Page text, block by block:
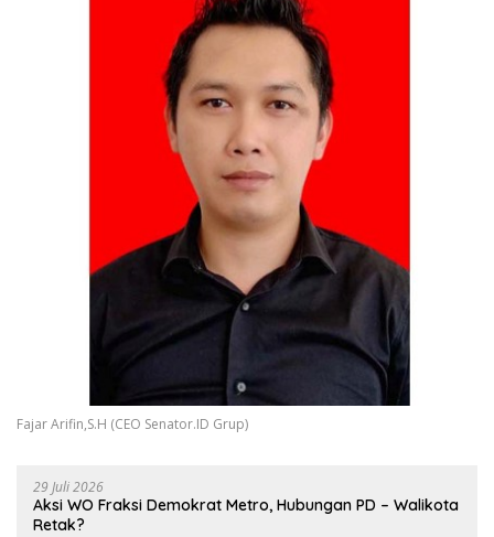
Fajar Arifin,S.H (CEO Senator.ID Grup)
29 Juli 2026
Aksi WO Fraksi Demokrat Metro, Hubungan PD – Walikota
Retak?